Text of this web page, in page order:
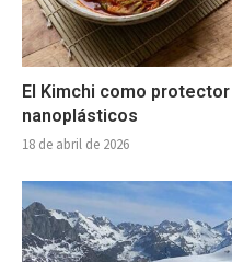
El Kimchi como
nanoplásticos
18 de abril de 2026